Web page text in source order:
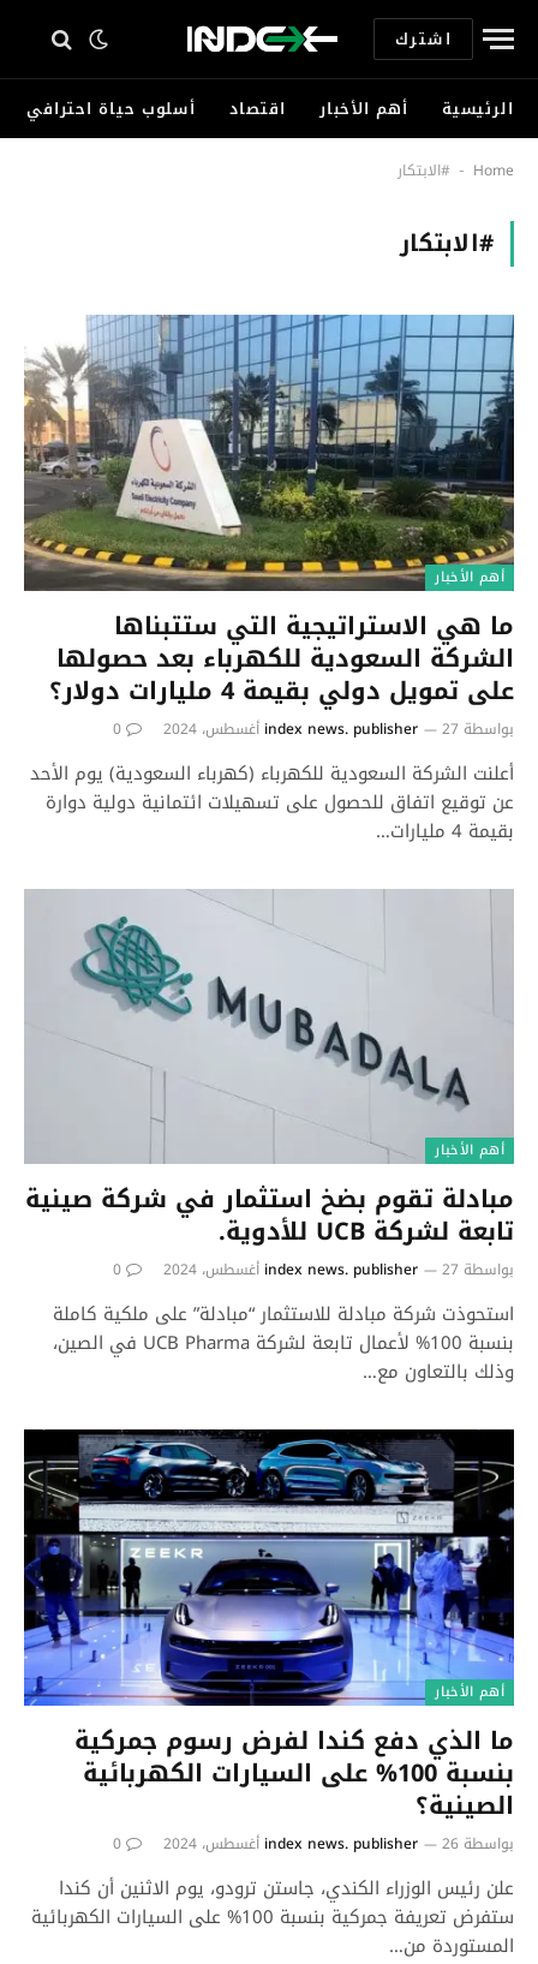
اشترك
الرئيسية أهم الأخبار اقتصاد أسلوب حياة احترافي
Home
- #الابتكار
#الابتكار
أهم الأخبار
ما هي الاستراتيجية التي ستتبناها
الشركة السعودية للكهرباء بعد حصولها
على تمويل دولي بقيمة 4 مليارات دولار؟
بواسطة index news. publisher 27 أغسطس، 2024 0
أعلنت الشركة السعودية للكهرباء (كهرباء السعودية) يوم الأحد
عن توقيع اتفاق للحصول على تسهيلات ائتمانية دولية دوارة
بقيمة 4 مليارات…
أهم الأخبار
مبادلة تقوم بضخ استثمار في شركة صينية
تابعة لشركة UCB للأدوية.
بواسطة index news. publisher 27 أغسطس، 2024 0
استحوذت شركة مبادلة للاستثمار “مبادلة” على ملكية كاملة
بنسبة 100% لأعمال تابعة لشركة UCB Pharma في الصين،
وذلك بالتعاون مع…
أهم الأخبار
ما الذي دفع كندا لفرض رسوم جمركية
بنسبة 100% على السيارات الكهربائية
الصينية؟
بواسطة index news. publisher 26 أغسطس، 2024 0
علن رئيس الوزراء الكندي، جاستن ترودو، يوم الاثنين أن كندا
ستفرض تعريفة جمركية بنسبة 100% على السيارات الكهربائية
المستوردة من…